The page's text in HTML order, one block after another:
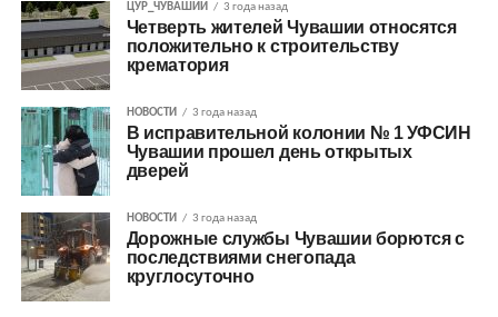
ЦУР_ЧУВАШИИ 3 года назад
Четверть жителей Чувашии относятся
положительно к строительству
крематория
НОВОСТИ 3 года назад
В исправительной колонии № 1 УФСИН
Чувашии прошел день открытых
дверей
НОВОСТИ 3 года назад
Дорожные службы Чувашии борются с
последствиями снегопада
круглосуточно